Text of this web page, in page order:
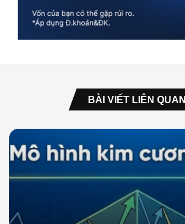
BÀI VIẾT LIÊN QUAN